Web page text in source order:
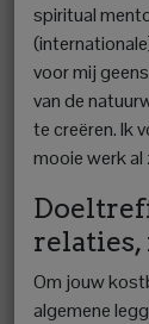
spiritual
voor mij
van de
te creëren. Ik
mooie werk al
Om jouw
algemene